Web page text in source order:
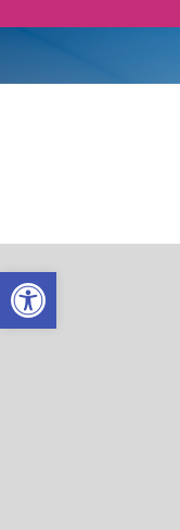
Ouvrir la barre d’outils